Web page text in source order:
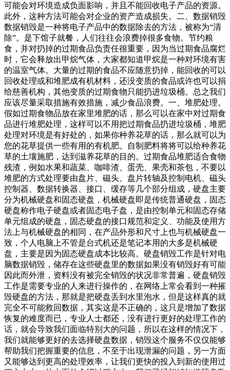
可能会对环境造成负面影响，并且不能回收电子产品的资源。
此外，这种方法可能会对企业的资产造成损失。二、数据销毁
数据销毁是一种将电子产品中的数据除去的方法，被称为“清
除”。是下馆子就餐，人们往往会浪费掉很多食物。节约粮
食，并对扔掉的过期食品负责任很重要，因为当过期食品腐烂
时，它会释放出甲烷气体，大家都知道甲烷是一种对环境有害
的温室气体。大量的过期的食品不应随意扔掉，能回收的可以
回收处理或和堆肥成有机材料，还没变质的食品或许也可以捐
给慈善机构，其他变质的过期食物只能扔进垃圾桶。总之我们
应该尽量采取措施有效措施，减少食品浪费。一、堆肥处理。
假如过期食物品放在家里堆肥的话，那么可以在家中对过期食
品进行堆肥处理，这样可以不用把过期食品扔进垃圾桶，堆肥
处理对环境是有好处的，如果你种养花草的话，那么就可以为
您的花草提供一些有用的有机肥。自制肥料将将可以给种养花
草的土壤施肥，达到滋养花草的目的。过期食品堆肥适合食物
残渣，例如水果和蔬菜、咖啡渣、蛋壳、果壳和茶包，不要以
堆肥的方式处理要由盘片、磁头、盘片转轴及控制电机、磁头
控制器、数据转换器、接口、缓存等几个部分组成，硬盘主要
分为机械硬盘和固态硬盘，机械硬盘即是传统普通硬盘，固态
硬盘称作电子硬盘或者固态电子盘，是由控制单元和固态存储
单元组成的硬盘，固态硬盘的接口规范和定义、功能及使用方
法上与机械硬盘的相同，在产品外形和尺寸上也与机械硬盘一
致，个人电脑上不管是台式机还是笔记本用的大多是机械硬
盘，主要是因为固态硬盘成本比较高。硬盘销毁工作是针对电
脑数据销毁，储存在这些硬盘里的数据如果没有销毁好有可能
因此而外泄，资料没有被完全销毁的状况非常普遍，硬盘销毁
工作是需要专业的人来进行操作的，在网络上常会看到一种摧
毁硬盘的方法，那就是把硬盘丢到水里泡水，但是这样真的就
完全不可能救回数据，其实这是不正确的，这只是增加了数据
恢复的难度而已，专业人士都还，没有进行更好的处理工作的
话，就会导致我们面临特别大的问题，所以在这样的情况下，
我们就能够更好的去选择硬盘数据，销毁这个服务不仅仅能够
帮助我们把握重要的信息，不至于出现泄漏的问题，另一方面
又能够达到更高的处理效率，让我们更快的投入到新的使用过